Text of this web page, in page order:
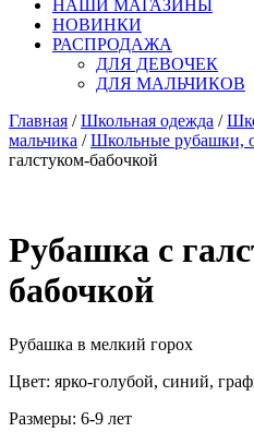
НАШИ МАГАЗИНЫ
НОВИНКИ
РАСПРОДАЖА
ДЛЯ ДЕВОЧЕК
ДЛЯ МАЛЬЧИКОВ
Главная /Школьная одежда /
мальчика /Школьные рубашки,
галстуком-бабочкой
Рубашка с
бабочкой
Рубашка в мелкий горох
Цвет: ярко-голубой, синий,
Размеры: 6-9 лет